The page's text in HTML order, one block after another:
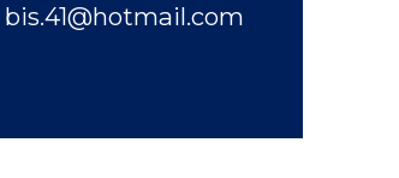
bis.41@hotmail.com